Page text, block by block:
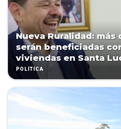
Nueva Ruralidad: más
serán beneficiadas
viviendas en Santa
POLÍTICA